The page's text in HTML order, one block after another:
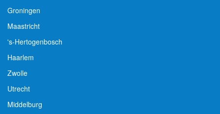
Groningen
Maastricht
's-Hertogenbosch
Haarlem
Zwolle
Utrecht
Middelburg